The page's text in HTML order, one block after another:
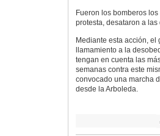
Fueron los bomberos
protesta, desataron a
Mediante esta acción, el
llamamiento a la
tengan en cuenta las
semanas contra este
convocado una marcha
desde la Arboleda.